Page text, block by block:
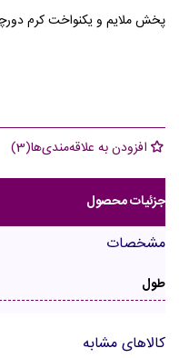
پخش ملایم و یکنواخت کرم
افزودن به علاقه‌مندی‌ها(
3
)
جزئیات محصول
مشخصات
طول
کالاهای مشابه